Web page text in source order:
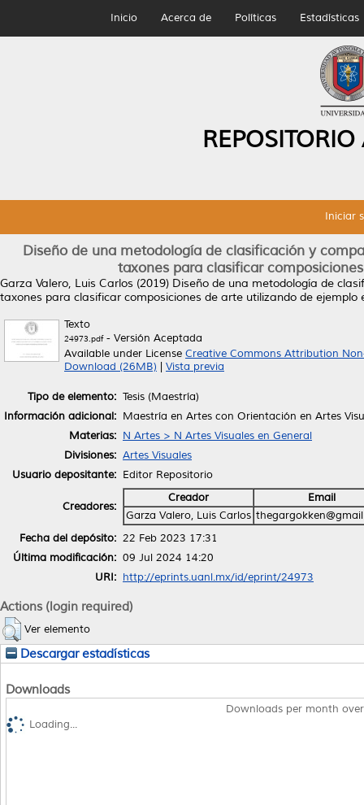
Inicio Acerca de Políticas Estadísticas
Iniciar
Diseño de una metodología de clasificación y
taxones para clasificar
Garza Valero, Luis Carlos (2019) Diseño de una metodología de
taxones para clasificar composiciones de arte utilizando de ejemplo
Texto
24973.pdf- Versión Aceptada
Available under License Creative Commons Attribution
Download (26MB)
Vista previa
Tipo de elemento: Tesis (Maestría)
Información adicional: Maestría en Artes con Orientación en Artes
Materias: N Artes > N Artes Visuales en General
Divisiones: Artes Visuales
Usuario depositante: Editor Repositorio
Creadores:
Creador
Email
Garza Valero, Luis Carlos
Fecha del depósito: 22 Feb 2023 17:31
Última modificación: 09 Jul 2024 14:20
URI: http://eprints.uanl.mx/id/eprint/24973
Actions (login required)
Ver elemento
Descargar estadísticas
Downloads
Downloads per month
Loading...